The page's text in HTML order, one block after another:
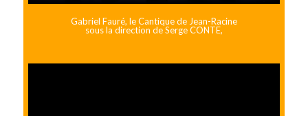
Gabriel Fauré, le Cantique de Jean-Racine
sous la direction de Serge CONTE,